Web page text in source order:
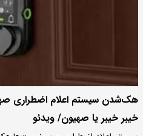
هک‌شدن سیستم اعلام اضطراری
خیبر خیبر یا صهیون/ ویدئو